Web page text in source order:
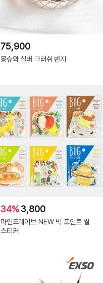
75,900
몽슈와 실버 크러쉬 반지
34%3,800
마인드웨이브 NEW 빅 포인트 씰
스티커